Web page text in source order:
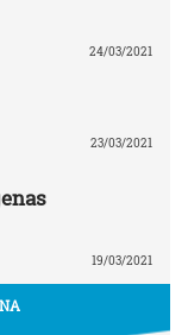
24/03/2021
23/03/2021
19/03/2021